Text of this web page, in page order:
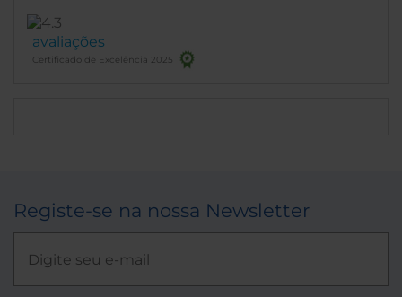
avaliações
Certificado de Excelência 2025
Registe-se na nossa Newsletter